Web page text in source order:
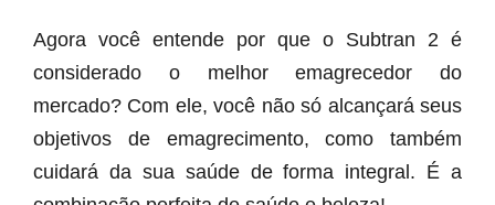
Agora você entende por que o Subtran 2 é
considerado o melhor emagrecedor do
mercado? Com ele, você não só alcançará seus
objetivos de emagrecimento, como também
cuidará da sua saúde de forma integral. É a